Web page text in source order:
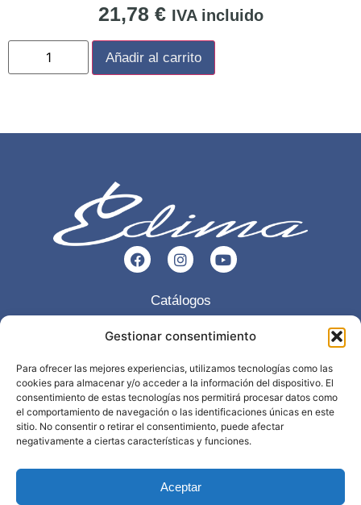
Gestionar consentimiento
Para ofrecer las mejores experiencias, utilizamos tecnologías como las
cookies para almacenar y/o acceder a la información del dispositivo. El
consentimiento de estas tecnologías nos permitirá procesar datos como
el comportamiento de navegación o las identificaciones únicas en este
sitio. No consentir o retirar el consentimiento, puede afectar
negativamente a ciertas características y funciones.
Aceptar
21,78 € IVA incluido
Añadir al carrito
Catálogos
Servicios
Trabajos realizados
Contacto
968 898 297
info@edima.es
Política privacidad